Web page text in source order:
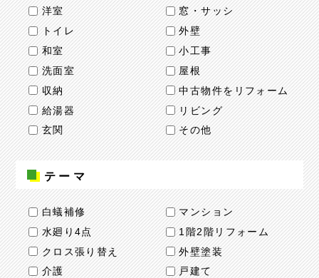
洋室
窓・サッシ
トイレ
外壁
和室
小工事
洗面室
屋根
収納
中古物件をリフォーム
給湯器
リビング
玄関
その他
テーマ
白蟻補修
マンション
水廻り4点
1階2階リフォーム
クロス張り替え
外壁塗装
介護
戸建て